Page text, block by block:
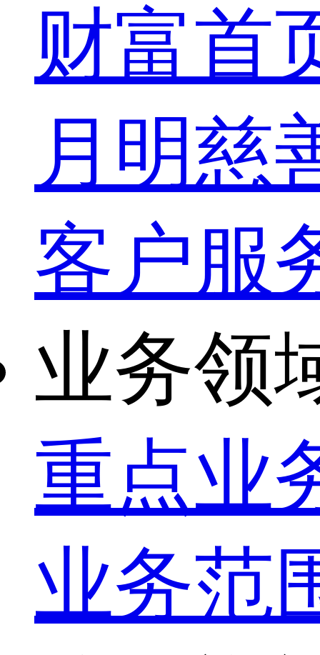
财富首
月明慈
客户服
业务领
重点业
业务范